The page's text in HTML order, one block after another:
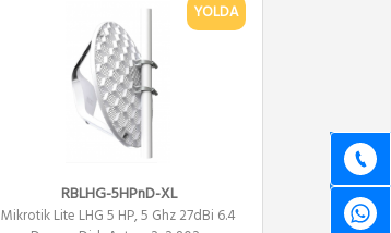
YOLDA
RBLHG-5HPnD-XL
Mikrotik Lite LHG 5 HP, 5 Ghz 27dBi 6.4